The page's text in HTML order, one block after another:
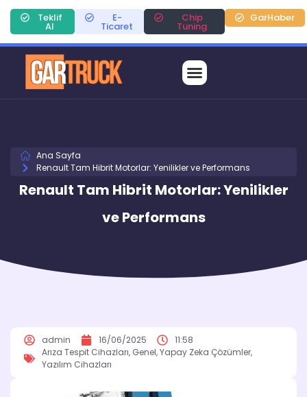
Teklif
Al
E-
Ticaret
Chip
Tuning
GarHaber
Ana Sayfa
Renault Tam Hibrit Motorlar: Yenilikler ve Performans
Renault Tam Hibrit Motorlar: Yenilikler
ve Performans
admin 16/06/2025
11:58
Arıza Tespit Cihazları, Genel,Yapay Zeka Çözümler,
Yazılım Cihazları